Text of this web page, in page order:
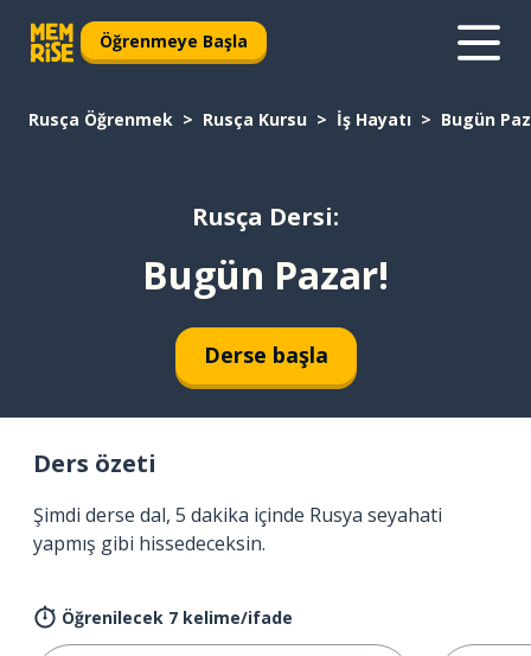
Öğrenmeye Başla
Rusça Öğrenmek Rusça Kursu İş Hayatı Bugün
Rusça Dersi:
Bugün Pazar!
Derse başla
Ders özeti
Şimdi derse dal, 5 dakika içinde Rusya seyahati
yapmış gibi hissedeceksin.
Öğrenilecek 7 kelime/ifade